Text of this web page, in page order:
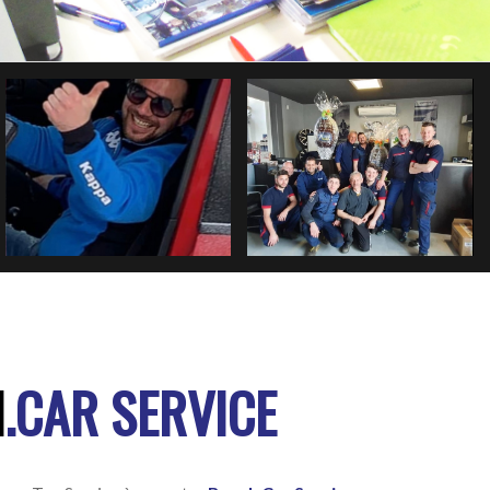
.CAR SERVICE